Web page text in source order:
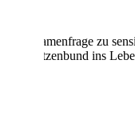
Ortsnamenfrage zu
Schützenbund ins